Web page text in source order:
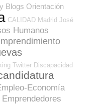
Blogs Orientación
CALIDAD Madrid José
Humanos
Twitter Discapacidad
Economía